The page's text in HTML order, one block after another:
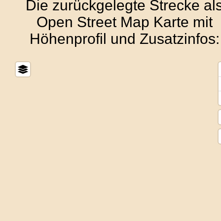
Die zurückgelegte Strecke
Open Street Map Karte mit
Höhenprofil und Zusatzinfos: